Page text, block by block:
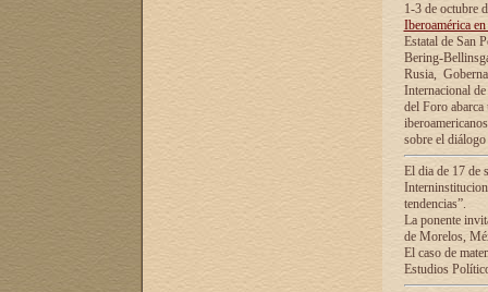
1-3 de octubre
Iberoamérica
Estatal de San
Bering-
Rusia,
Internacional
del Foro
sobre el
El dia de 17 de
tendencias”.
La ponente
de Morelos,
El caso de
Estudios